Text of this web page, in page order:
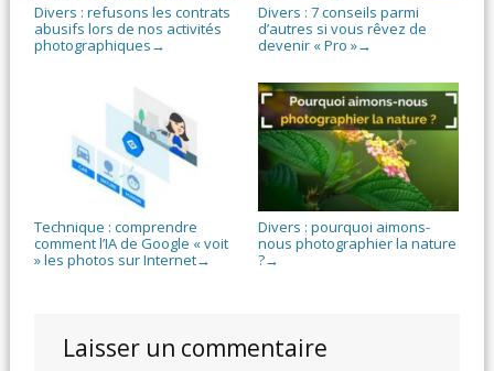
Divers : refusons les contrats
abusifs lors de nos activités
photographiques →
Divers : 7 conseils parmi
d’autres si vous rêvez de
devenir « Pro »→
Technique : comprendre
comment l’IA de Google « voit
» les photos sur Internet→
Divers : pourquoi aimons-
nous photographier la nature
?→
Laisser un commentaire